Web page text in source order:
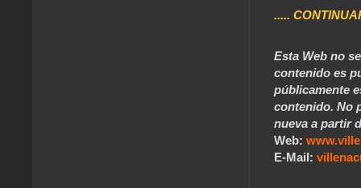
.....
Esta Web no
contenido es
públicamente
contenido. No
nueva a partir
Web:
E-Mail: